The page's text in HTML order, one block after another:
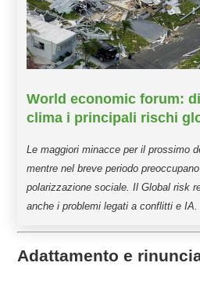
World economic forum:
clima i principali rischi
Le maggiori minacce per il prossimo
mentre nel breve periodo
polarizzazione sociale. Il Global risk
anche i problemi legati a conflitti e IA.
Adattamento e